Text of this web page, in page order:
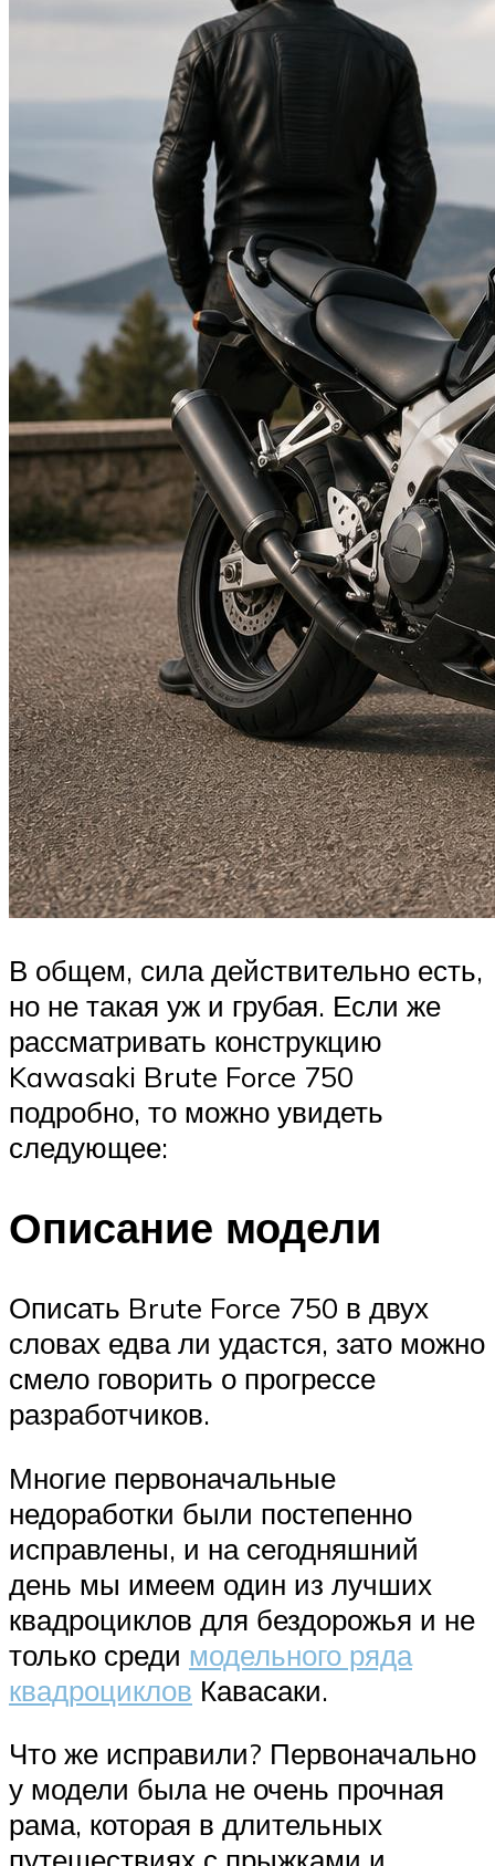
В общем, сила действительно есть,
но не такая уж и грубая. Если же
рассматривать конструкцию
Kawasaki Brute Force 750
подробно, то можно увидеть
следующее:
Описание модели
Описать Brute Force 750 в двух
словах едва ли удастся, зато можно
смело говорить о прогрессе
разработчиков.
Многие первоначальные
недоработки были постепенно
исправлены, и на сегодняшний
день мы имеем один из лучших
квадроциклов для бездорожья и не
только среди модельного ряда
квадроциклов Кавасаки.
Что же исправили? Первоначально
у модели была не очень прочная
рама, которая в длительных